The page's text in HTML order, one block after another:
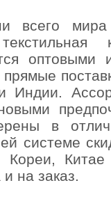
всего
оптовыми
Индии.
в
системе
Китае
на заказ.